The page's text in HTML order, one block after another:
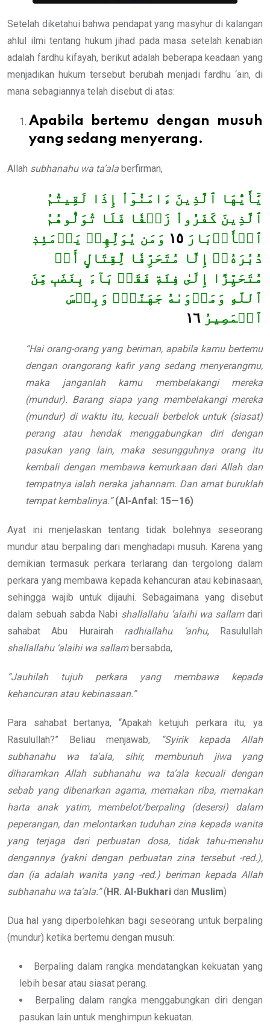
Setelah diketahui bahwa pendapat yang masyhur di kalangan
ahlul ilmi tentang hukum jihad pada masa setelah kenabian
adalah fardhu kifayah, berikut adalah beberapa keadaan yang
menjadikan hukum tersebut berubah menjadi fardhu ‘ain, di
mana sebagiannya telah disebut di atas:
Apabila bertemu dengan musuh
yang sedang menyerang.
Allah subhanahu wa ta’ala berfirman,
يَٰٓأَيُّهَا ٱلَّذِينَ ءَامَنُوٓاْ إِذَا لَقِيتُمُ
ٱلَّذِينَ كَفَرُواْ زَحۡفٗا فَلَا تُوَلُّوهُمُ
ٱلۡأَدۡبَارَ ١٥ وَمَن يُوَلِّهِمۡ يَوۡمَئِذٖ
دُبُرَهُۥٓ إِلَّا مُتَحَرِّفٗا لِّقِتَالٍ أَوۡ
مُتَحَيِّزًا إِلَىٰ فِئَةٖ فَقَدۡ بَآءَ بِغَضَبٖ مِّنَ
ٱللَّهِ وَمَأۡوَىٰهُ جَهَنَّمُۖ وَبِئۡسَ
ٱلۡمَصِيرُ ١٦
“Hai orang-orang yang beriman, apabila kamu bertemu
dengan orangorang kafir yang sedang menyerangmu,
maka janganlah kamu membelakangi mereka
(mundur). Barang siapa yang membelakangi mereka
(mundur) di waktu itu, kecuali berbelok untuk (siasat)
perang atau hendak menggabungkan diri dengan
pasukan yang lain, maka sesungguhnya orang itu
kembali dengan membawa kemurkaan dari Allah dan
tempatnya ialah neraka jahannam. Dan amat buruklah
tempat kembalinya.”(Al-Anfal: 15—16)
Ayat ini menjelaskan tentang tidak bolehnya seseorang
mundur atau berpaling dari menghadapi musuh. Karena yang
demikian termasuk perkara terlarang dan tergolong dalam
perkara yang membawa kepada kehancuran atau kebinasaan,
sehingga wajib untuk dijauhi. Sebagaimana yang disebut
dalam sebuah sabda Nabi shallallahu ‘alaihi wa sallamdari
sahabat Abu Hurairah radhiallahu ‘anhu, Rasulullah
shallallahu ‘alaihi wa sallambersabda,
“Jauhilah tujuh perkara yang membawa kepada
kehancuran atau kebinasaan.”
Para sahabat bertanya, “Apakah ketujuh perkara itu, ya
Rasulullah?” Beliau menjawab,
“Syirik kepada
Allah
subhanahu wa ta’ala, sihir, membunuh jiwa yang
diharamkan Allah subhanahu wa ta’ala kecuali dengan
sebab yang dibenarkan agama, memakan riba, memakan
harta anak yatim,
membelot/berpaling (desersi) dalam
peperangan, dan melontarkan tuduhan zina kepada wanita
yang terjaga dari
perbuatan dosa, tidak tahu-menahu
dengannya (yakni dengan perbuatan zina tersebut -red.),
dan (ia adalah wanita yang -red.) beriman kepada Allah
subhanahu wa ta’ala.”( HR. Al-Bukhari dan Muslim)
Dua hal yang diperbolehkan bagi seseorang untuk berpaling
(mundur) ketika bertemu dengan musuh:
Berpaling dalam rangka mendatangkan kekuatan yang
lebih besar atau siasat perang.
Berpaling dalam rangka menggabungkan diri dengan
pasukan lain untuk menghimpun kekuatan.